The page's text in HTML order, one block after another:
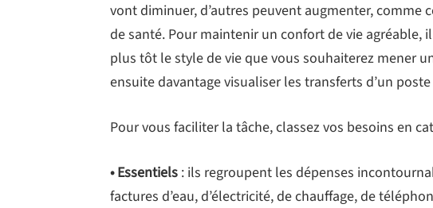
vont diminuer, d’autres peuvent augmenter, comme
de santé. Pour maintenir un confort de vie agréable,
plus tôt le style de vie que vous souhaiterez mener
ensuite davantage visualiser les transferts d’un
Pour vous faciliter la tâche, classez vos besoins en
• Essentiels : ils regroupent les dépenses
factures d’eau, d’électricité, de chauffage, de